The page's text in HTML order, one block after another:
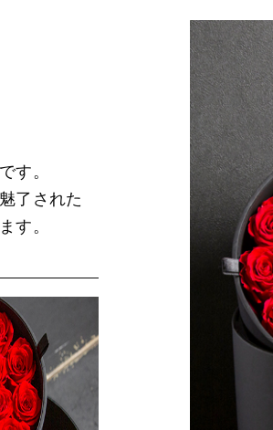
す。
了された
す。